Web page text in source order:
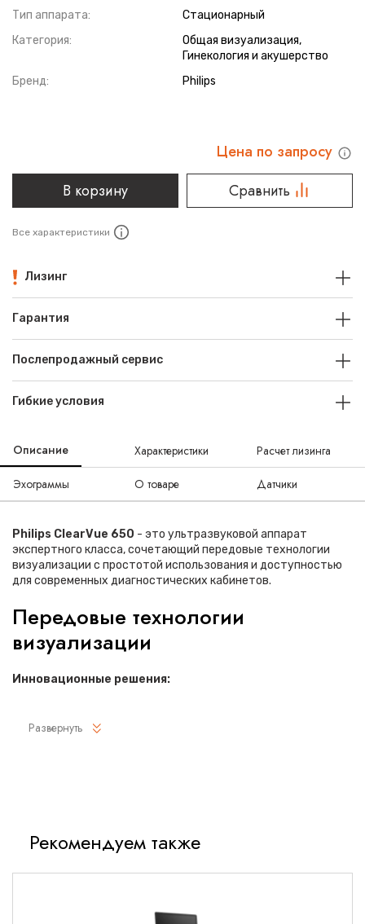
Тип аппарата:
Стационарный
Категория:
Общая визуализация,
Гинекология и акушерство
Бренд:
Philips
Цена по запросу
В корзину
Сравнить
Все характеристики
Лизинг
Гарантия
Послепродажный сервис
Гибкие условия
Описание Характеристики Расчет лизинга
Эхограммы О товаре Датчики
Philips ClearVue 650 - это ультразвуковой аппарат
экспертного класса, сочетающий передовые технологии
визуализации с простотой использования и доступностью
для современных диагностических кабинетов.
Передовые технологии
визуализации
Инновационные решения:
визуализации в датчиках
Адаптивная обработка изображений XRES на основе
алгоритмов МРТ
Развернуть
Рекомендуем также